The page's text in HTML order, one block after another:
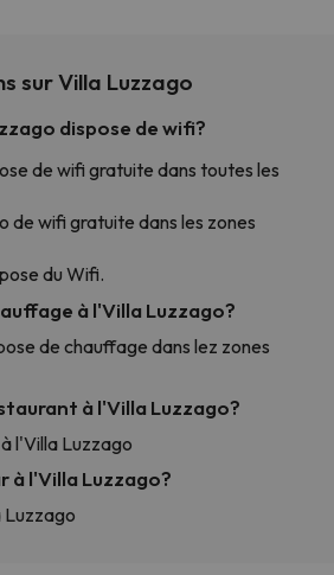
sur Villa Luzzago
dispose de wifi?
de wifi gratuite dans toutes les
de wifi gratuite dans les zones
du Wifi.
à l'Villa Luzzago?
de chauffage dans lez zones
à l'Villa Luzzago?
l'Villa Luzzago
à l'Villa Luzzago?
Luzzago